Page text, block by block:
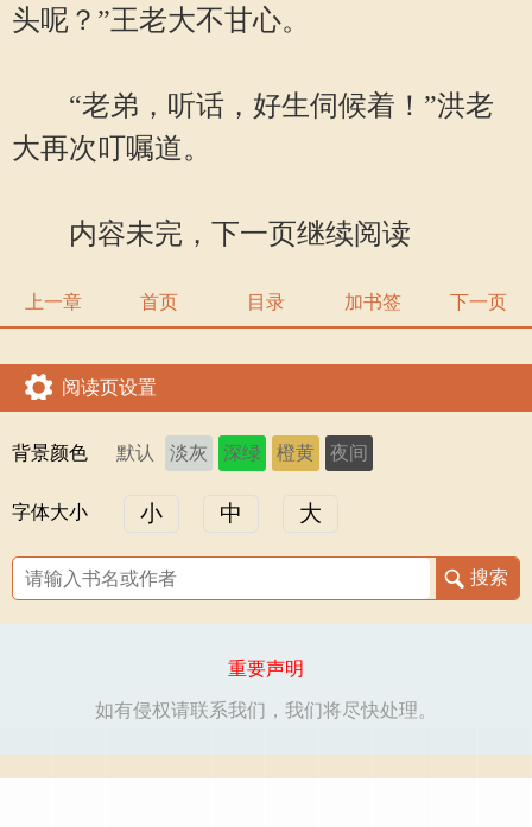
头呢？”王老大不甘心。
“老弟，听话，好生伺候着！”洪老
大再次叮嘱道。
内容未完，下一页继续阅读
上一章 首页 目录 加书签 下一页
阅读页设置
背景颜色 默认 淡灰 深绿 橙黄 夜间
字体大小 小 中 大
重要声明
如有侵权请联系我们，我们将尽快处理。